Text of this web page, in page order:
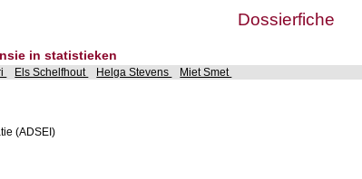
Dossierfiche
in statistieken
Els Schelfhout Helga Stevens Miet Smet
(ADSEI)